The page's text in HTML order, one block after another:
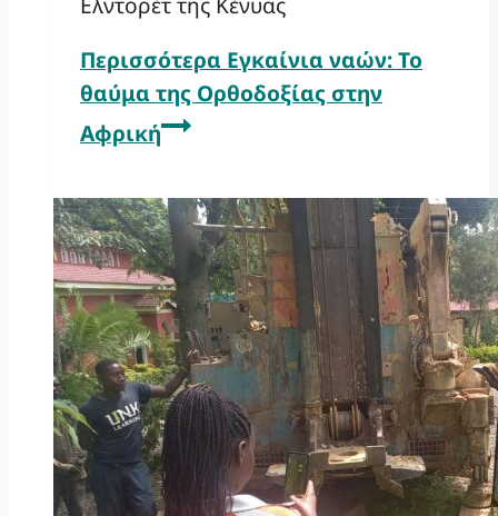
Περισσότερα Εγκαίνια ναών: Το
θαύμα της Ορθοδοξίας στην
Αφρική